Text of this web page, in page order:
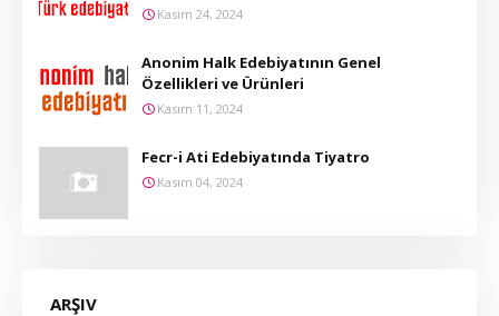
Kasım 24, 2024
Anonim Halk Edebiyatının Genel
Özellikleri ve Ürünleri
Kasım 11, 2024
Fecr-i Ati Edebiyatında Tiyatro
Kasım 04, 2024
ARŞIV